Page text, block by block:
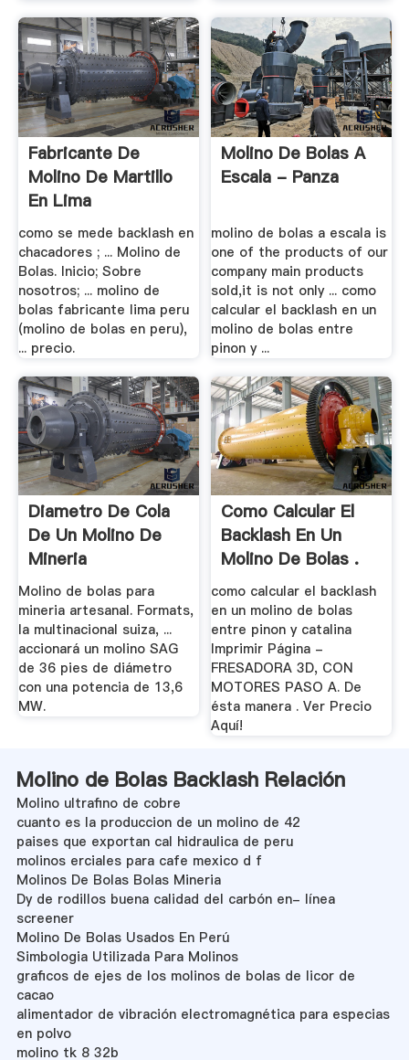
Fabricante De
Molino De Martillo
En Lima
como se mede backlash en
chacadores ; ... Molino de
Bolas. Inicio; Sobre
nosotros; ... molino de
bolas fabricante lima peru
(molino de bolas en peru),
... precio.
Molino De Bolas A
Escala - Panza
molino de bolas a escala is
one of the products of our
company main products
sold,it is not only ... como
calcular el backlash en un
molino de bolas entre
pinon y ...
Diametro De Cola
De Un Molino De
Mineria
Molino de bolas para
mineria artesanal. Formats,
la multinacional suiza, ...
accionará un molino SAG
de 36 pies de diámetro
con una potencia de 13,6
MW.
Como Calcular El
Backlash En Un
Molino De Bolas .
como calcular el backlash
en un molino de bolas
entre pinon y catalina
Imprimir Página -
FRESADORA 3D, CON
MOTORES PASO A. De
ésta manera . Ver Precio
Aquí!
Molino de Bolas Backlash Relación
Molino ultrafino de cobre
cuanto es la produccion de un molino de 42
paises que exportan cal hidraulica de peru
molinos erciales para cafe mexico d f
Molinos De Bolas Bolas Mineria
Dy de rodillos buena calidad del carbón en- línea
screener
Molino De Bolas Usados En Perú
Simbologia Utilizada Para Molinos
graficos de ejes de los molinos de bolas de licor de
cacao
alimentador de vibración electromagnética para especias
en polvo
molino tk 8 32b